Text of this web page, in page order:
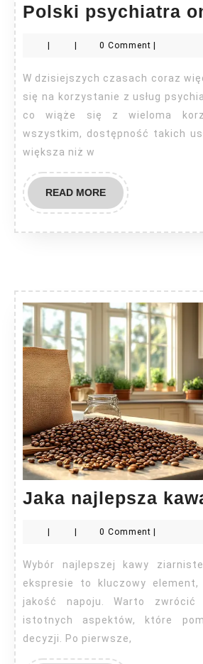
Polski psychiatra
| | 0 Comment |
W dzisiejszych czasach coraz więcej osób decyduje
się na korzystanie z usług
co wiąże się z wieloma
wszystkim, dostępność takich
większa niż w
READ MOREREAD
MORE
Jaka najlepsza
0 Comment
Wybór najlepszej kawy ziarnistej do parzenia w
ekspresie to kluczowy element,
jakość napoju. Warto
istotnych aspektów, które
decyzji. Po pierwsze,